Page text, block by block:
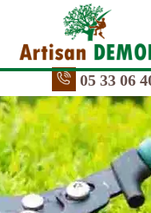
05 33 06